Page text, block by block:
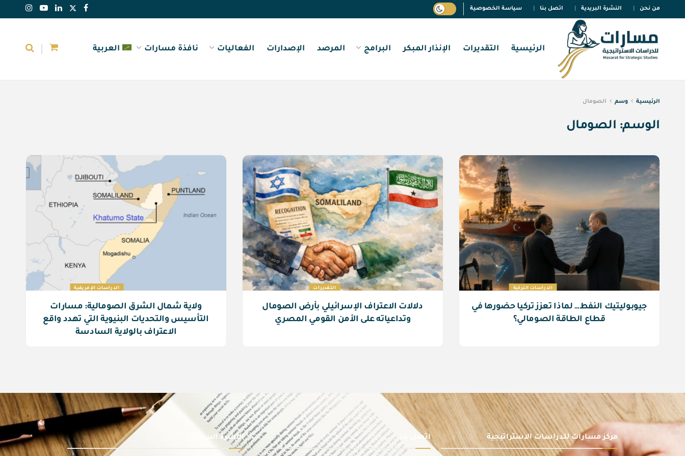
من نحن النشرة البريدية اتصل بنا سياسة الخصوصية
الرئيسية التقديرات الإنذار المبكر البرامج المرصد الإصدارات الفعاليات نافذة مسارات العربية
الرئيسية وسم الصومال
الوسم: الصومال
الدراسات التركية
جيوبوليتيك النفط… لماذا تعزز تركيا حضورها في
قطاع الطاقة الصومالي؟
التقديرات
دلالات الاعتراف الإسرائيلي بأرض الصومال
وتداعياته على الأمن القومي المصري
الدراسات الإفريقية
ولاية شمال الشرق الصومالية: مسارات
التأسيس والتحديات البنيوية التي تهدد واقع
الاعتراف بالولاية السادسة
مركز مسارات للدراسات الاستراتيجية اتصل بنا النشرة البريدية